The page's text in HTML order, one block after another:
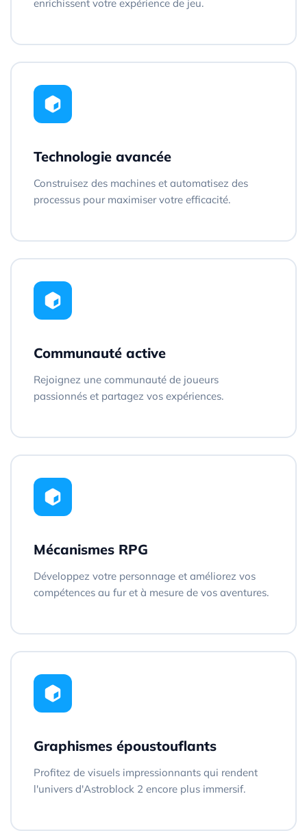
enrichissent votre expérience de jeu.
Technologie avancée
Construisez des machines et automatisez des
processus pour maximiser votre efficacité.
Communauté active
Rejoignez une communauté de joueurs
passionnés et partagez vos expériences.
Mécanismes RPG
Développez votre personnage et améliorez vos
compétences au fur et à mesure de vos aventures.
Graphismes époustouflants
Profitez de visuels impressionnants qui rendent
l'univers d'Astroblock 2 encore plus immersif.